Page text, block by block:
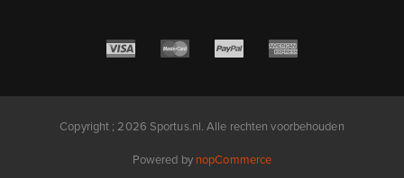
Copyright ; 2026 Sportus.nl. Alle rechten voorbehouden
Powered by nopCommerce